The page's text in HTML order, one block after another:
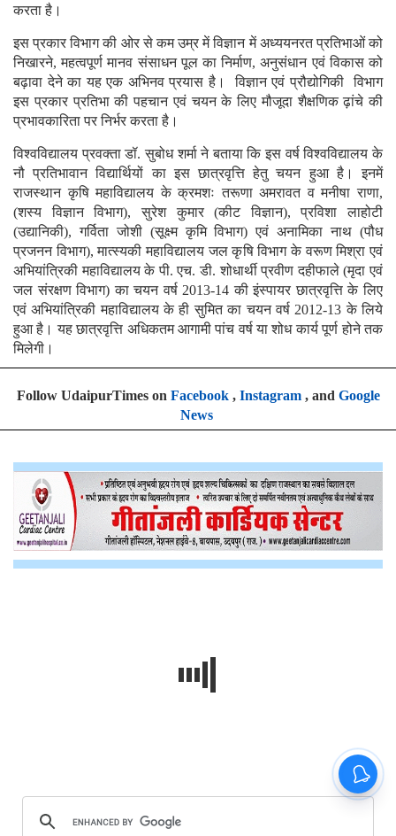
करता है।
इस प्रकार विभाग की ओर से कम उम्र में विज्ञान में अध्ययनरत प्रतिभाओं को
निखारने, महत्वपूर्ण मानव संसाधन पूल का निर्माण, अनुसंधान एवं विकास को
बढ़ावा देने का यह एक अभिनव प्रयास है। विज्ञान एवं प्रौद्योगिकी विभाग
इस प्रकार प्रतिभा की पहचान एवं चयन के लिए मौजूदा शैक्षणिक ढ़ांचे की
प्रभावकारिता पर निर्भर करता है।
विश्वविद्यालय प्रवक्ता डॉ. सुबोध शर्मा ने बताया कि इस वर्ष विश्वविद्यालय के
नौ प्रतिभावान विद्यार्थियों का इस छात्रवृत्ति हेतु चयन हुआ है। इनमें
राजस्थान कृषि महाविद्यालय के क्रमशः तरूणा अमरावत व मनीषा राणा,
(शस्य विज्ञान विभाग), सुरेश कुमार (कीट विज्ञान), प्रविशा लाहोटी
(उद्यानिकी), गर्विता जोशी (सूक्ष्म कृमि विभाग) एवं अनामिका नाथ (पौध
प्रजनन विभाग), मात्स्यकी महाविद्यालय जल कृषि विभाग के वरूण मिश्रा एवं
अभियांत्रिकी महाविद्यालय के पी. एच. डी. शोधार्थी प्रवीण दहीफाले (मृदा एवं
जल संरक्षण विभाग) का चयन वर्ष 2013-14 की इंस्पायर छात्रवृत्ति के लिए
एवं अभियांत्रिकी महाविद्यालय के ही सुमित का चयन वर्ष 2012-13 के लिये
हुआ है। यह छात्रवृत्ति अधिकतम आगामी पांच वर्ष या शोध कार्य पूर्ण होने तक
मिलेगी।
Follow UdaipurTimes on Facebook, Instagram, and Google
News